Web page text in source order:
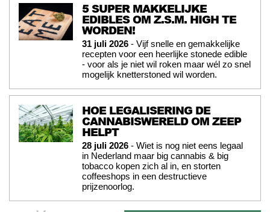
5 SUPER MAKKELIJKE
EDIBLES OM Z.S.M. HIGH TE
WORDEN!
31 juli 2026 - Vijf snelle en gemakkelijke
recepten voor een heerlijke stonede edible
- voor als je niet wil roken maar wél zo snel
mogelijk knetterstoned wil worden.
HOE LEGALISERING DE
CANNABISWERELD OM ZEEP
HELPT
28 juli 2026 - Wiet is nog niet eens legaal
in Nederland maar big cannabis & big
tobacco kopen zich al in, en storten
coffeeshops in een destructieve
prijzenoorlog.